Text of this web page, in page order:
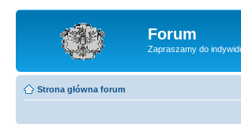
Forum
Zapraszamy do
Strona główna forum